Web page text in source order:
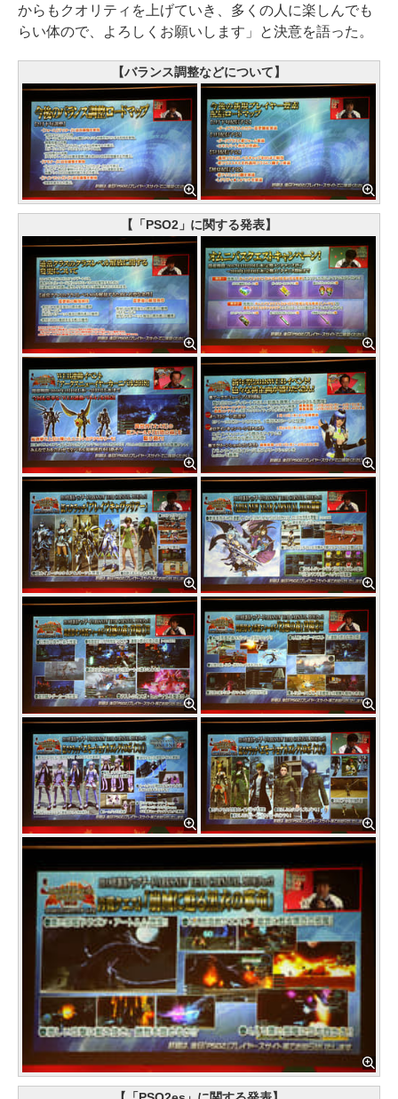
からもクオリティを上げていき、多くの人に楽しんでも
らい体ので、よろしくお願いします」と決意を語った。
【バランス調整などについて】
【「PSO2」に関する発表】